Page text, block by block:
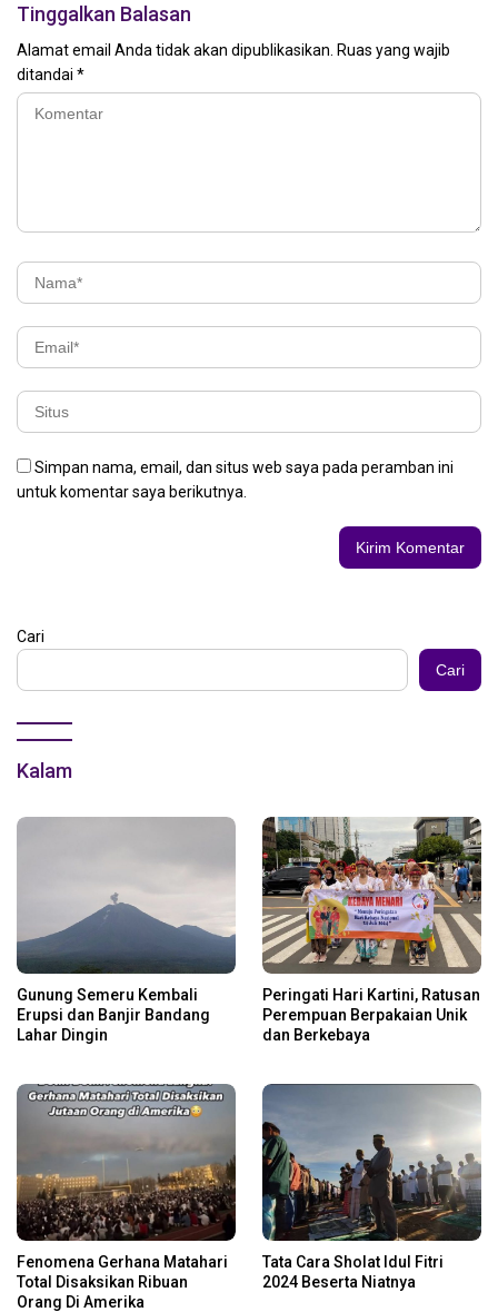
Tinggalkan Balasan
Alamat email Anda tidak akan dipublikasikan. Ruas yang wajib
ditandai *
Simpan nama, email, dan situs web saya pada peramban ini
untuk komentar saya berikutnya.
Cari
Cari
Kalam
Gunung Semeru Kembali
Erupsi dan Banjir Bandang
Lahar Dingin
Peringati Hari Kartini, Ratusan
Perempuan Berpakaian Unik
dan Berkebaya
Fenomena Gerhana Matahari
Total Disaksikan Ribuan
Orang Di Amerika
Tata Cara Sholat Idul Fitri
2024 Beserta Niatnya